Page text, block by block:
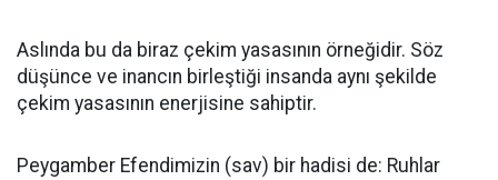
Aslında bu da biraz çekim yasasının örneğidir. Söz
düşünce ve inancın birleştiği insanda aynı şekilde
çekim yasasının enerjisine sahiptir.
Peygamber Efendimizin (sav) bir hadisi de: Ruhlar